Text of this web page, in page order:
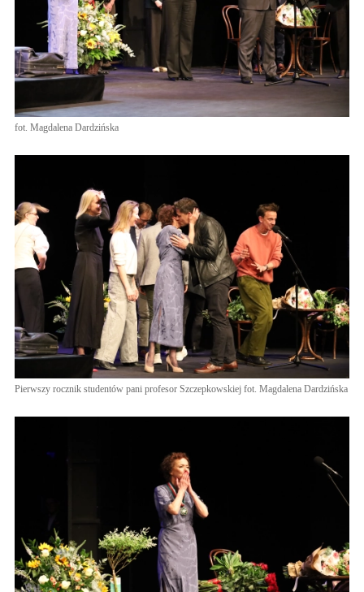
fot. Magdalena Dardzińska
Pierwszy rocznik studentów pani profesor Szczepkowskiej fot. Magdalena Dardzińska